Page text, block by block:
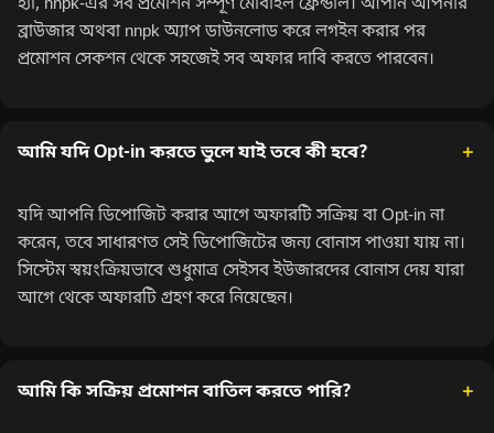
হ্যাঁ, nnpk-এর সব প্রমোশন সম্পূর্ণ মোবাইল ফ্রেন্ডলি। আপনি আপনার
ব্রাউজার অথবা nnpk অ্যাপ ডাউনলোড করে লগইন করার পর
প্রমোশন সেকশন থেকে সহজেই সব অফার দাবি করতে পারবেন।
আমি যদি Opt-in করতে ভুলে যাই তবে কী হবে?
যদি আপনি ডিপোজিট করার আগে অফারটি সক্রিয় বা Opt-in না
করেন, তবে সাধারণত সেই ডিপোজিটের জন্য বোনাস পাওয়া যায় না।
সিস্টেম স্বয়ংক্রিয়ভাবে শুধুমাত্র সেইসব ইউজারদের বোনাস দেয় যারা
আগে থেকে অফারটি গ্রহণ করে নিয়েছেন।
আমি কি সক্রিয় প্রমোশন বাতিল করতে পারি?